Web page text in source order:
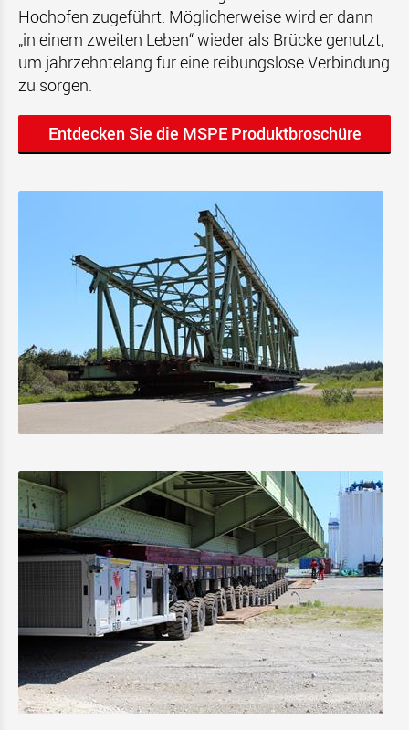
Hochofen zugeführt. Möglicherweise wird er dann
„in einem zweiten Leben“ wieder als Brücke genutzt,
um jahrzehntelang für eine reibungslose Verbindung
zu sorgen.
Entdecken Sie die MSPE Produktbroschüre